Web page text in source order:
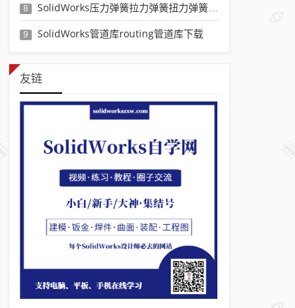
8 SolidWorks压力弹簧拉力弹簧扭力弹簧涡卷弹簧自动生成宏程序下载
9 SolidWorks管道库routing管道库下载
友链